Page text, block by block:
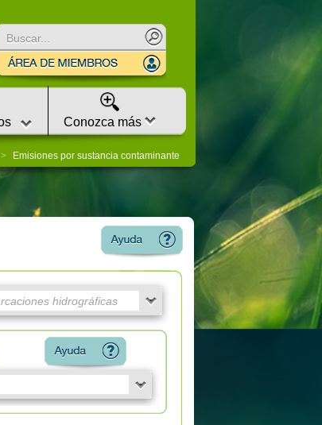
Conozca más
Emisiones por sustancia contaminante